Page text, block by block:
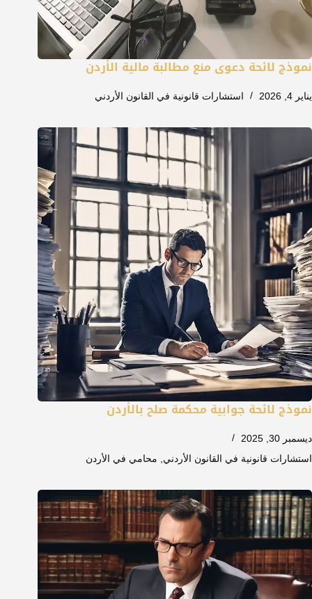
نموذج لائحة دعوى منع مطالبة مالية الأردن
يناير 4, 2026 استشارات قانونية في القانون الأردني
نموذج لائحة جوابية محكمة صلح بالأردن
ديسمبر 30, 2025
استشارات قانونية في القانون الأردني
محامي في الأردن